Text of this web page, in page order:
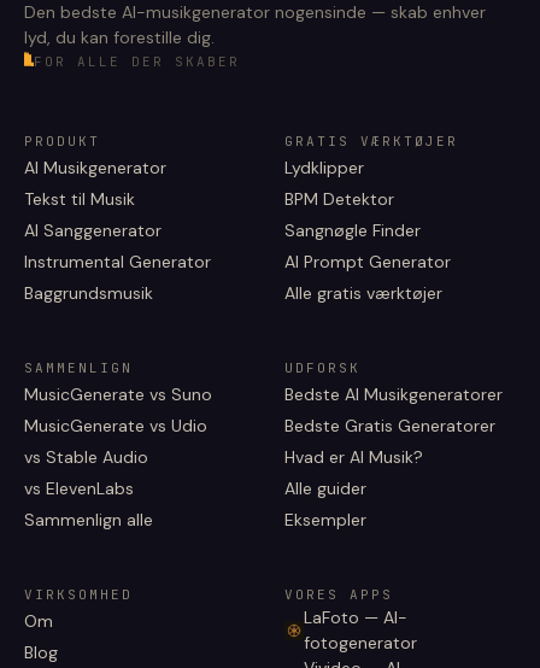
Den bedste AI-musikgenerator nogensinde — skab enhver
lyd, du kan forestille dig.
FOR ALLE DER SKABER
PRODUKT
AI Musikgenerator
Tekst til Musik
AI Sanggenerator
Instrumental Generator
Baggrundsmusik
GRATIS VÆRKTØJER
Lydklipper
BPM Detektor
Sangnøgle Finder
AI Prompt Generator
Alle gratis værktøjer
SAMMENLIGN
MusicGenerate vs Suno
MusicGenerate vs Udio
vs Stable Audio
vs ElevenLabs
Sammenlign alle
UDFORSK
Bedste AI Musikgeneratorer
Bedste Gratis Generatorer
Hvad er AI Musik?
Alle guider
Eksempler
VIRKSOMHED
Om
Blog
VORES APPS
LaFoto — AI-
fotogenerator